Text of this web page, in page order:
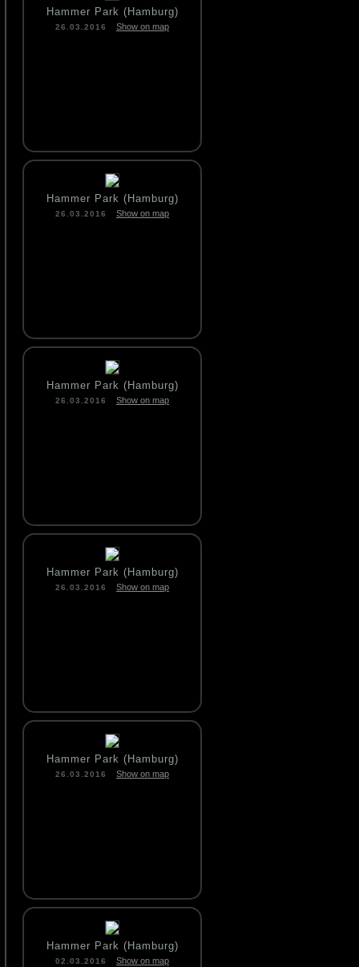
Hammer Park (Hamburg)
26.03.2016 Show on map
Hammer Park (Hamburg)
26.03.2016 Show on map
Hammer Park (Hamburg)
26.03.2016 Show on map
Hammer Park (Hamburg)
26.03.2016 Show on map
Hammer Park (Hamburg)
26.03.2016 Show on map
Hammer Park (Hamburg)
02.03.2016 Show on map